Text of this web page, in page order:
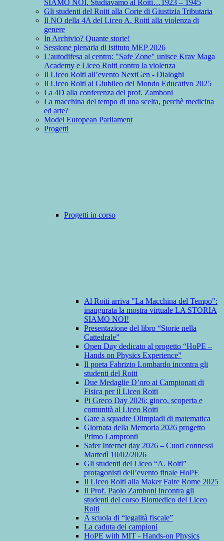
SIAMO NOI. Studiavamo al Roiti…1923 – 1945
Gli studenti del Roiti alla Corte di Giustizia Tributaria
Il NO della 4A del Liceo A. Roiti alla violenza di
genere
In Archivio? Quante storie!
Sessione plenaria di istituto MEP 2026
L'autodifesa al centro: "Safe Zone" unisce Krav Maga
Academy e Liceo Roiti contro la violenza
Il Liceo Roiti all’evento NextGen - Dialoghi
Il Liceo Roiti al Giubileo del Mondo Educativo 2025
La 4D alla conferenza del prof. Zamboni
La macchina del tempo di una scelta, perchè medicina
ed arte?
Model European Parliament
Progetti
Progetti in corso
Al Roiti arriva "La Macchina del Tempo":
inaugurata la mostra virtuale LA STORIA
SIAMO NOI!
Presentazione del libro “Storie nella
Cattedrale”
Open Day dedicato al progetto “HoPE –
Hands on Physics Experience”
Il poeta Fabrizio Lombardo incontra gli
studenti del Roiti
Due Medaglie D’oro ai Campionati di
Fisica per il Liceo Roiti
Pi Greco Day 2026: gioco, scoperta e
comunità al Liceo Roiti
Gare a squadre Olimpiadi di matematica
Giornata della Memoria 2026 progetto
Primo Lampronti
Safer Internet day 2026 – Cuori connessi
Martedì 10/02/2026
Gli studenti del Liceo “A. Roiti”
protagonisti dell’evento finale HoPE
Il Liceo Roiti alla Maker Faire Rome 2025
Il Prof. Paolo Zamboni incontra gli
studenti del corso Biomedico del Liceo
Roiti
A scuola di “legalità fiscale”
La caduta dei campioni
HoPE with MIT - Hands-on Physics